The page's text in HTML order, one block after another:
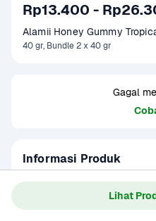
Lihat
Rp13.400 -
Alamii Honey Gummy
40 gr, Bundle 2 x 40 gr
Gagal
Informasi Produk
Alamii Honey Gummy -
dengan madu, dan
asli! Produk ini dibuat untuk